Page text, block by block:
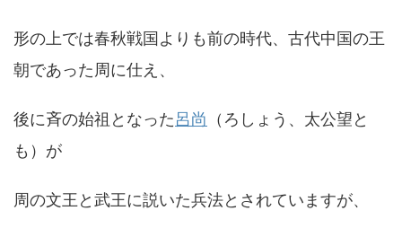
形の上では春秋戦国よりも前の時代、古代中国の王
朝であった周に仕え、
後に斉の始祖となった呂尚 （ろしょう、太公望と
も）が
周の文王と武王に説いた兵法とされていますが、